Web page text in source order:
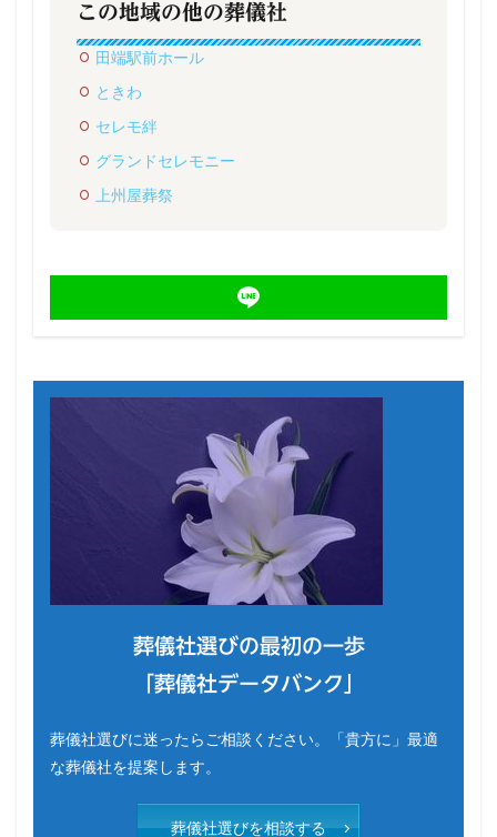
この地域の他の葬儀社
田端駅前ホール
ときわ
セレモ絆
グランドセレモニー
上州屋葬祭
葬儀社選びの最初の一歩
「葬儀社データバンク」
葬儀社選びに迷ったらご相談ください。「貴方に」最適
な葬儀社を提案します。
葬儀社選びを相談する